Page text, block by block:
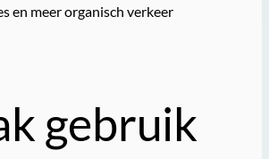
en meer organisch verkeer
gebruik